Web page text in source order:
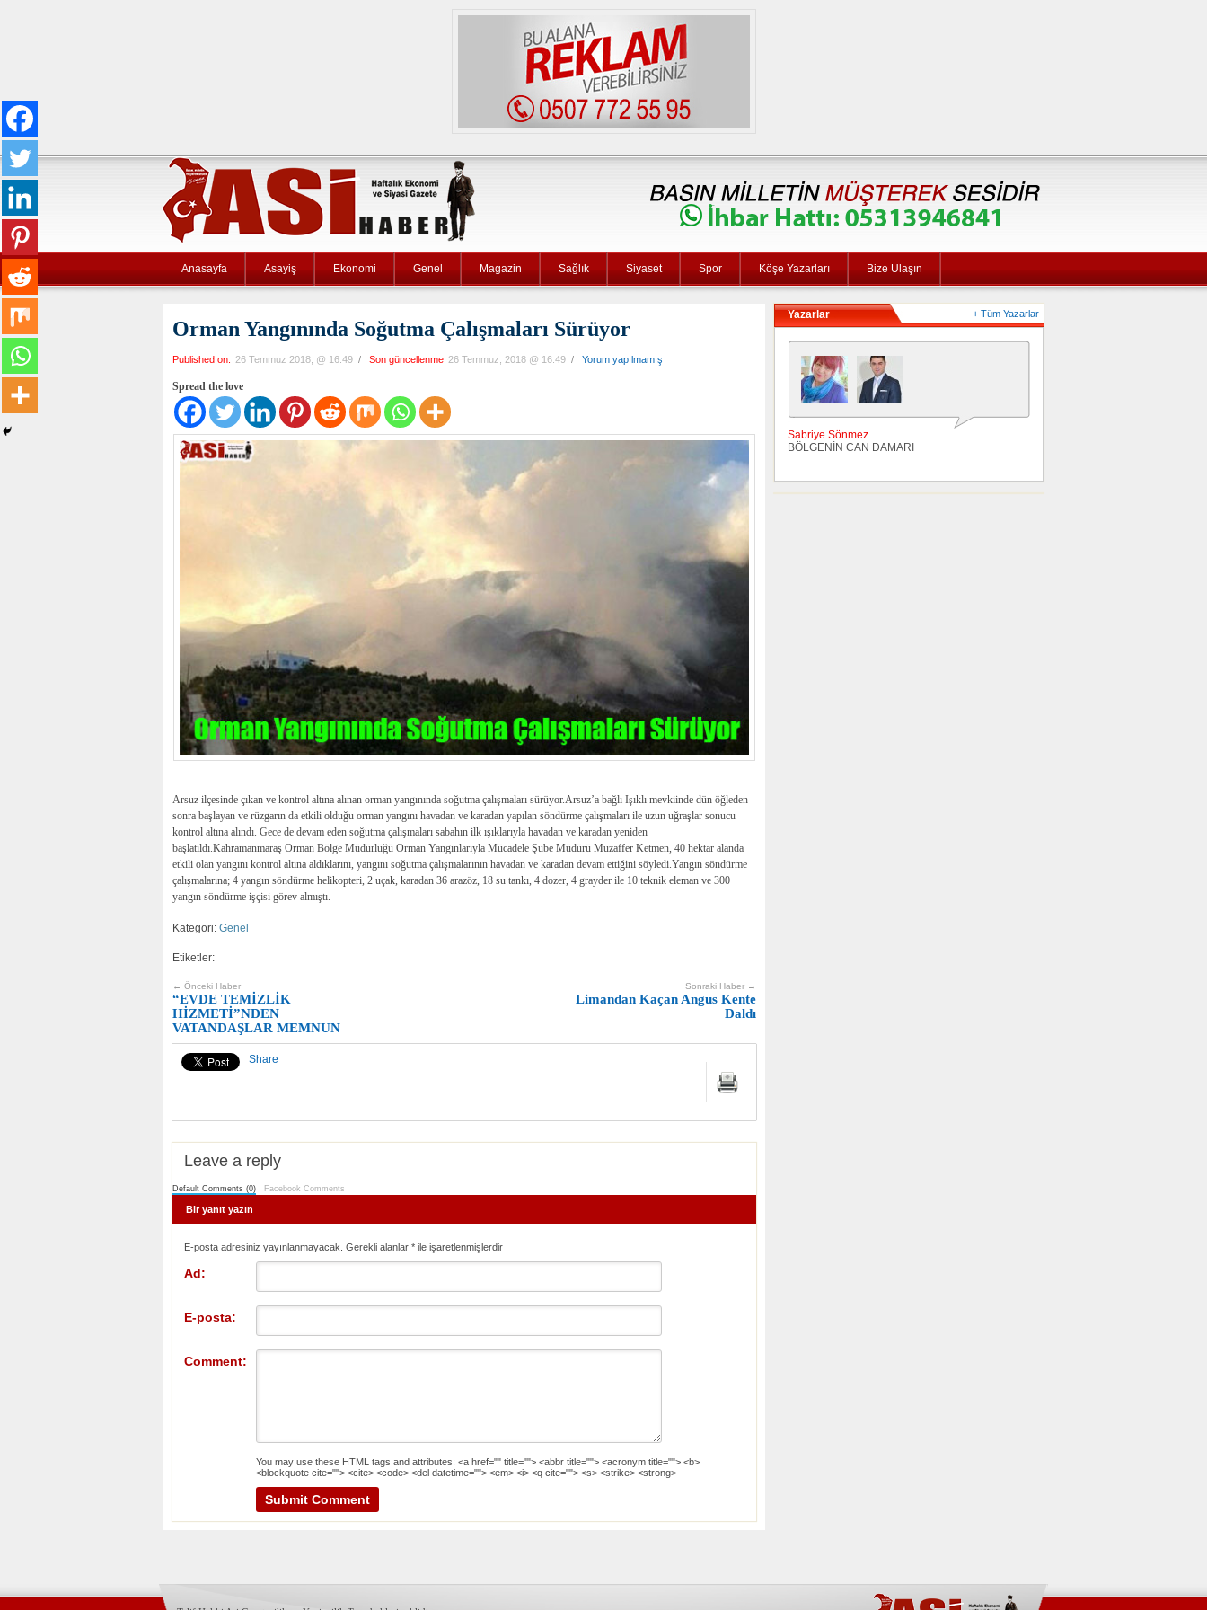
Anasayfa Asayiş Ekonomi Genel Magazin Sağlık Siyaset Spor Köşe Yazarları Bize Ulaşın
Orman Yangınında Soğutma Çalışmaları Sürüyor
Published on: 26 Temmuz 2018, @ 16:49 / Son güncellenme 26 Temmuz, 2018 @ 16:49 / Yorum yapılmamış
Spread the love
Arsuz ilçesinde çıkan ve kontrol altına alınan orman yangınında soğutma çalışmaları sürüyor.Arsuz’a bağlı Işıklı mevkiinde dün öğleden
sonra başlayan ve rüzgarın da etkili olduğu orman yangını havadan ve karadan yapılan söndürme çalışmaları ile uzun uğraşlar sonucu
kontrol altına alındı. Gece de devam eden soğutma çalışmaları sabahın ilk ışıklarıyla havadan ve karadan yeniden
başlatıldı.Kahramanmaraş Orman Bölge Müdürlüğü Orman Yangınlarıyla Mücadele Şube Müdürü Muzaffer Ketmen, 40 hektar alanda
etkili olan yangını kontrol altına aldıklarını, yangını soğutma çalışmalarının havadan ve karadan devam ettiğini söyledi.Yangın söndürme
çalışmalarına; 4 yangın söndürme helikopteri, 2 uçak, karadan 36 arazöz, 18 su tankı, 4 dozer, 4 grayder ile 10 teknik eleman ve 300
yangın söndürme işçisi görev almıştı.
Kategori: Genel
Etiketler:
Sonraki Haber →
Limandan Kaçan Angus Kente
Daldı
← Önceki Haber
“EVDE TEMİZLİK
HİZMETİ”NDEN
VATANDAŞLAR MEMNUN
Share
Leave a reply
Default Comments (0) Facebook Comments
Bir yanıt yazın
E-posta adresiniz yayınlanmayacak. Gerekli alanlar * ile işaretlenmişlerdir
Ad:
E-posta:
Comment:
You may use these HTML tags and attributes: <a href="" title=""> <abbr title=""> <acronym title=""> <b>
<blockquote cite=""> <cite> <code> <del datetime=""> <em> <i> <q cite=""> <s> <strike> <strong>
Yazarlar + Tüm Yazarlar
Sabriye Sönmez
BÖLGENİN CAN DAMARI